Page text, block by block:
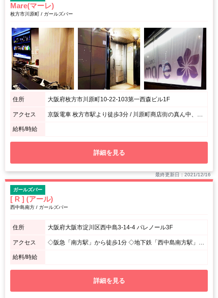
Mare(マーレ)
枚方市川原町 / ガールズバー
住所 大阪府枚方市川原町10-22-103第一西森ビル1F
アクセス
給料/時給
詳細を見る
最終更新日：2021/12/16
ガールズバー
[ R ] (アール)
西中島南方 / ガールズバー
住所 大阪府大阪市淀川区西中島3-14-4 パレノール3F
アクセス
給料/時給
詳細を見る